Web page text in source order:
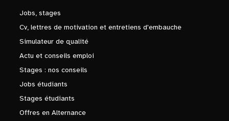
Jobs, stages
Cv, lettres de motivation et entretiens d'embauche
Simulateur de qualité
Actu et conseils emploi
Stages : nos conseils
Jobs étudiants
Stages étudiants
Offres en Alternance